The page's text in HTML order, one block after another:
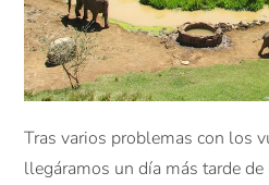
Tras varios problemas con los
llegáramos un día más tarde